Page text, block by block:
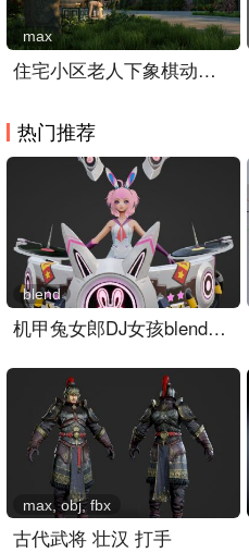
住宅小区老人下象棋动画,老人休闲生活场景
max
热门推荐
机甲兔女郎DJ女孩blender模型
blend
古代武将 壮汉 打手
max, obj, fbx